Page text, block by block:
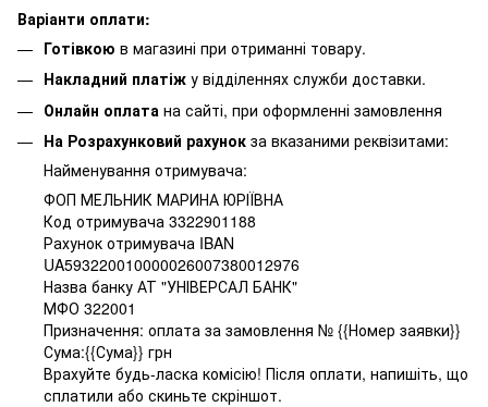
Варіанти оплати:
Готівкою в магазині при отриманні товару.
Накладний платіж у відділеннях служби доставки.
Онлайн оплата на сайті, при оформленні замовлення
На Розрахунковий рахунок за вказаними реквізитами:
Найменування отримувача:
ФОП МЕЛЬНИК МАРИНА ЮРІЇВНА
Код отримувача 3322901188
Рахунок отримувача IBAN
UA593220010000026007380012976
Назва банку АТ "УНІВЕРСАЛ БАНК"
МФО 322001
Призначення: оплата за замовлення № {{Номер заявки}}
Сума:{{Сума}} грн
Врахуйте будь-ласка комісію! Після оплати, напишіть, що
сплатили або скиньте скріншот.